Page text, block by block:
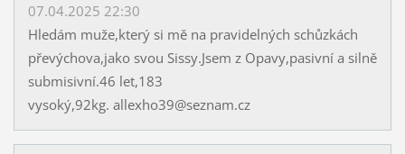
07.04.2025 22:30
Hledám muže,který si mě na pravidelných schůzkách
převýchova,jako svou Sissy.Jsem z Opavy,pasivní a silně
submisivní.46 let,183
vysoký,92kg. allexho39@seznam.cz